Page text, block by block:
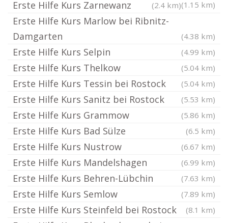
(1.15 km)
Erste Hilfe Kurs Zarnewanz (2.4 km)
Erste Hilfe Kurs Marlow bei Ribnitz-
Damgarten
(4.38 km)
Erste Hilfe Kurs Selpin (4.99 km)
Erste Hilfe Kurs Thelkow (5.04 km)
Erste Hilfe Kurs Tessin bei Rostock (5.04 km)
Erste Hilfe Kurs Sanitz bei Rostock (5.53 km)
Erste Hilfe Kurs Grammow (5.86 km)
Erste Hilfe Kurs Bad Sülze (6.5 km)
Erste Hilfe Kurs Nustrow (6.67 km)
Erste Hilfe Kurs Mandelshagen (6.99 km)
Erste Hilfe Kurs Behren-Lübchin (7.63 km)
Erste Hilfe Kurs Semlow (7.89 km)
Erste Hilfe Kurs Steinfeld bei Rostock (8.1 km)